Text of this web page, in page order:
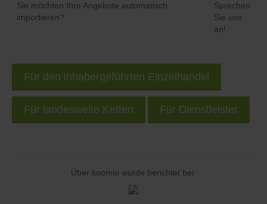
Sie möchten Ihre Angebote automatisch
importieren?
Sprechen
Sie uns
an!
Für den inhabergeführten Einzelhandel
Für landesweite Ketten Für Dienstleister
Über koomio wurde berichtet bei: